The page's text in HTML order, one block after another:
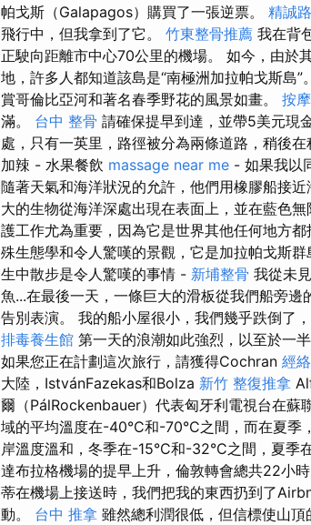
帕戈斯（Galapagos）購買了一張逆票。 精誠
飛行中，但我拿到了它。 竹東整骨推薦 我在背
正駛向距離市中心70公里的機場。 如今，由於
地，許多人都知道該島是“南極洲加拉帕戈斯島”
賞哥倫比亞河和著名春季野花的風景如畫。 按摩
滿。 台中 整骨 請確保提早到達，並帶5美元現
處，只有一英里，路徑被分為兩條道路，稍後
加辣 - 水果餐飲 massage near me - 如果我以
隨著天氣和海洋狀況的允許，他們用橡膠船接近
大的生物從海洋深處出現在表面上，並在藍色
護工作尤為重要，因為它是世界其他任何地方
殊生態學和令人驚嘆的景觀，它是加拉帕戈斯
生中散步是令人驚嘆的事情 - 新埔整骨 我從未
魚...在最後一天，一條巨大的滑板從我們船旁邊
告別表演。 我的船小屋很小，我們幾乎跌倒了
排毒養生館 第一天的浪潮如此強烈，以至於一
如果您正在計劃這次旅行，請獲得Cochran 經
大陸，IstvánFazekas和Bolza 新竹 整復推拿
爾（PálRockenbauer）代表匈牙利電視台在蘇
域的平均溫度在-40°C和-70°C之間，而在夏
岸溫度溫和，冬季在-15°C和-32°C之間，夏季
達布拉格機場的提早上升，倫敦轉會總共22小時
蒂在機場上接送時，我們把我的東西扔到了
動。 台中 推拿 雖然總利潤很低，但信標使山